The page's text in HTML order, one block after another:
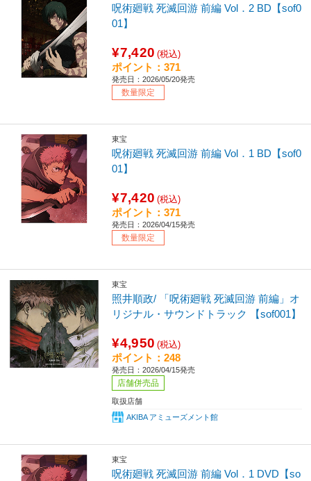
呪術廻戦 死滅回游 前編 Vol．2 BD【sof0
01】
¥7,420 (税込)
ポイント：371
発売日：2026/05/20発売
数量限定
東宝
呪術廻戦 死滅回游 前編 Vol．1 BD【sof0
01】
¥7,420 (税込)
ポイント：371
発売日：2026/04/15発売
数量限定
東宝
照井順政/ 「呪術廻戦 死滅回游 前編」オ
リジナル・サウンドトラック 【sof001】
¥4,950 (税込)
ポイント：248
発売日：2026/04/15発売
店舗併売品
取扱店舗
AKIBA アミューズメント館
東宝
呪術廻戦 死滅回游 前編 Vol．1 DVD【so